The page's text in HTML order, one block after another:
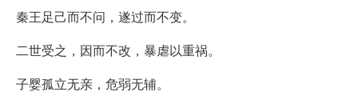
秦王足己而不问，遂过而不变。
二世受之，因而不改，暴虐以重祸。
子婴孤立无亲，危弱无辅。